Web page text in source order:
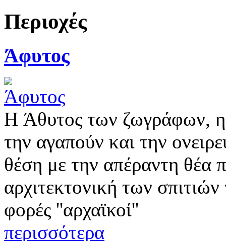
Περιοχές
Άφυτος
Η Άθυτος των ζωγράφων,
την αγαπούν και την
θέση με την απέραντη θέα
αρχιτεκτονική των
φορές ''αρχαϊκοί''
περισσότερα